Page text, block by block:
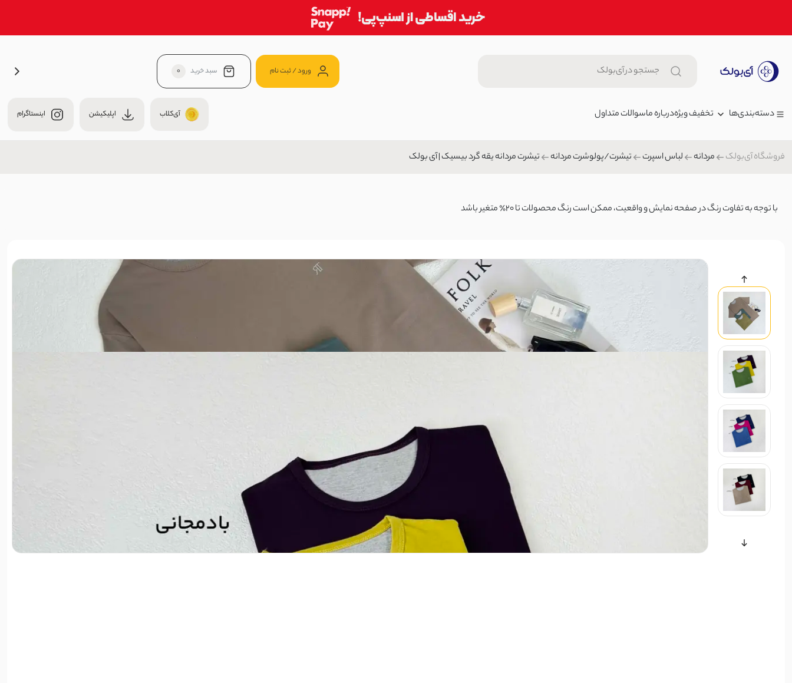
تیشرت زنانه باکسی پینترست گرل | آی بولک
799,200 تومان
تیشرت/پولوشرت زنانه
959,200 تومان
عینک آفتابی زنانه | آی بولک
499,000 تومان
ورود / ثبت نام سبد خرید 0
دسته‌بندی‌ها
زنانه
بچگانه
حراجی
تخفیف ویژهدرباره ماسوالات متداول آی‌کلاب اپلیکیشن اینستاگرام
فروشگاه آی‌بولک مردانه لباس اسپرت تیشرت/پولوشرت مردانه تیشرت مردانه یقه گرد بیسیک | آی بولک
با توجه به تفاوت رنگ در صفحه نمایش و واقعیت، ممکن است رنگ محصولات تا ۲۰٪ متغیر باشد